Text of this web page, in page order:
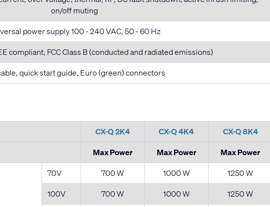
on/off muting
power supply 100 - 240 VAC, 50 - 60 Hz
compliant, FCC Class B (conducted and radiated emissions)
quick start guide, Euro (green) connectors
CX-Q 2K4 CX-Q 4K4
CX-Q 8K4
Max Power
Max Power Max Power
70V 700 W 1000 W
1250 W
100V
700 W 1000 W
1250 W